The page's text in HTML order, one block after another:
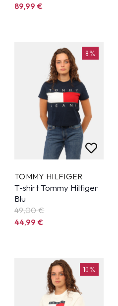
89,99€
8%
TOMMY HILFIGER
T-shirt Tommy Hilfiger
Blu
49,00 €
44,99€
10%